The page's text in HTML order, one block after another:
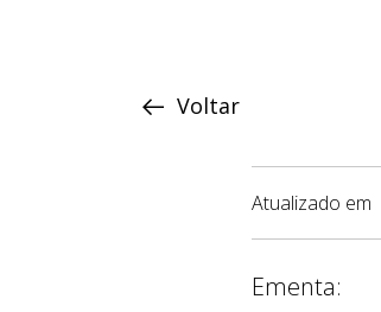
Voltar
Atualizado em
Ementa: